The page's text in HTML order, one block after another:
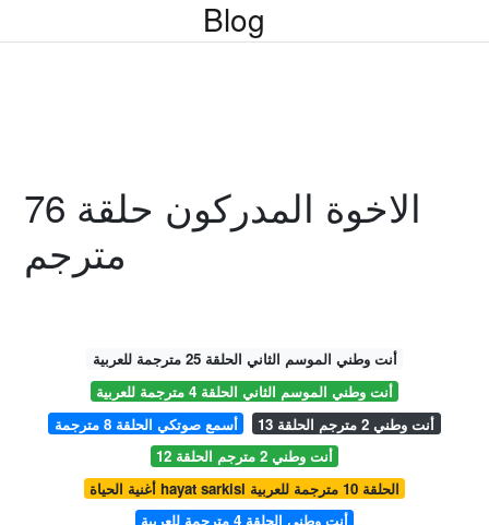
Blog
الاخوة المدركون حلقة 76
مترجم
أنت وطني الموسم الثاني الحلقة 25 مترجمة للعربية
أنت وطني الموسم الثاني الحلقة 4 مترجمة للعربية
أسمع صوتكي الحلقة 8 مترجمة
أنت وطني 2 مترجم الحلقة 13
أنت وطني 2 مترجم الحلقة 12
أغنية الحياة hayat sarkisi الحلقة 10 مترجمة للعربية
أنت وطني الحلقة 4 مترجمة للعربية